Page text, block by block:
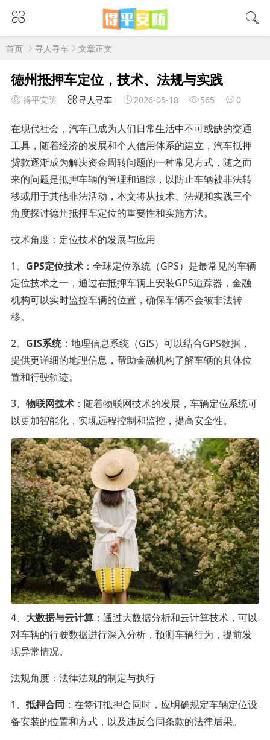
首页 寻人寻车 文章正文
德州抵押车定位，技术、法规与实践
得平安防 寻人寻车 2026-05-18 565 0
在现代社会，汽车已成为人们日常生活中不可或缺的交通
工具，随着经济的发展和个人信用体系的建立，汽车抵押
贷款逐渐成为解决资金周转问题的一种常见方式，随之而
来的问题是抵押车辆的管理和追踪，以防止车辆被非法转
移或用于其他非法活动，本文将从技术、法规和实践三个
角度探讨德州抵押车定位的重要性和实施方法。
技术角度：定位技术的发展与应用
1、 GPS定位技术：全球定位系统（GPS）是最常见的车辆
定位技术之一，通过在抵押车辆上安装GPS追踪器，金融
机构可以实时监控车辆的位置，确保车辆不会被非法转
移。
2、 GIS系统：地理信息系统（GIS）可以结合GPS数据，
提供更详细的地理信息，帮助金融机构了解车辆的具体位
置和行驶轨迹。
3、 物联网技术：随着物联网技术的发展，车辆定位系统可
以更加智能化，实现远程控制和监控，提高安全性。
4、 大数据与云计算：通过大数据分析和云计算技术，可以
对车辆的行驶数据进行深入分析，预测车辆行为，提前发
现异常情况。
法规角度：法律法规的制定与执行
1、 抵押合同 ：在签订抵押合同时，应明确规定车辆定位设
备安装的位置和方式，以及违反合同条款的法律后果。